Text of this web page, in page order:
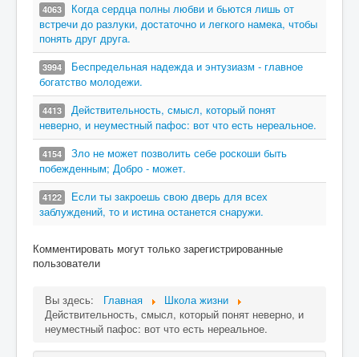
4063
Когда сердца полны любви и бьются лишь от
встречи до разлуки, достаточно и легкого намека, чтобы
понять друг друга.
3994
Беспредельная надежда и энтузиазм - главное
богатство молодежи.
4413
Действительность, смысл, который понят
неверно, и неуместный пафос: вот что есть нереальное.
4154
Зло не может позволить себе роскоши быть
побежденным; Добро - может.
4122
Если ты закроешь свою дверь для всех
заблуждений, то и истина останется снаружи.
Комментировать могут только зарегистрированные
пользователи
Вы здесь: Главная
Школа жизни
Действительность, смысл, который понят неверно, и
неуместный пафос: вот что есть нереальное.